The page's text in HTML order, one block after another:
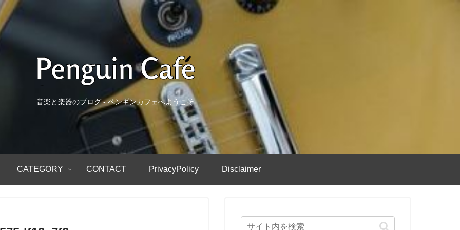
音楽と楽器のブログ - ペンギンカフェへようこそ
CATEGORY CONTACT PrivacyPolicy Disclaimer